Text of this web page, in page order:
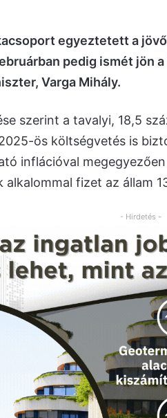
egyeztetett a
pedig ismét jön
Varga Mihály.
szerint a tavalyi, 18,5
ös költségvetés is
inflációval
fizet az állam
- Hirdetés -